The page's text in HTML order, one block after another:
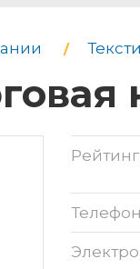
Рейтинг
Телефон